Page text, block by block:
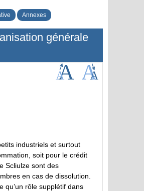
Annexes
générale
industriels et surtout
soit pour le crédit
Scliulze sont des
en cas de dissolution.
qu’un rôle supplétif dans